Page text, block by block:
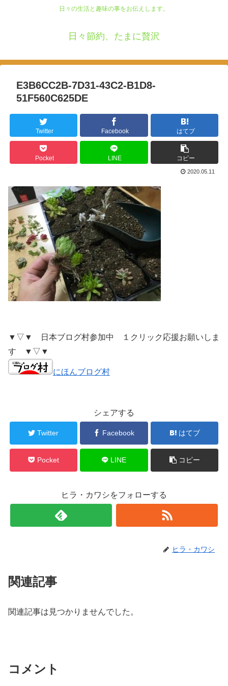
日々の生活と趣味の事をお伝えします。
日々節約、たまに贅沢
E3B6CC2B-7D31-43C2-B1D8-
51F560C625DE
Twitter Facebook はてブ
Pocket LINE コピー
2020.05.11
▼▽▼ 日本ブログ村参加中 １クリック応援お願いしま
す ▼▽▼
にほんブログ村
シェアする
Twitter Facebook はてブ
Pocket LINE コピー
ヒラ・カワシをフォローする
ヒラ・カワシ
関連記事
関連記事は見つかりませんでした。
コメント